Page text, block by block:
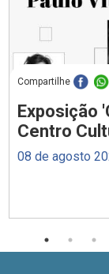
Compartilhe
Exposição
Centro
08 de agosto